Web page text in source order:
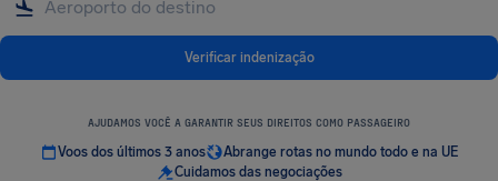
Verificar indenização
AJUDAMOS VOCÊ A GARANTIR SEUS DIREITOS COMO PASSAGEIRO
Voos dos últimos 3 anos
Abrange rotas no mundo todo e na UE
Cuidamos das negociações